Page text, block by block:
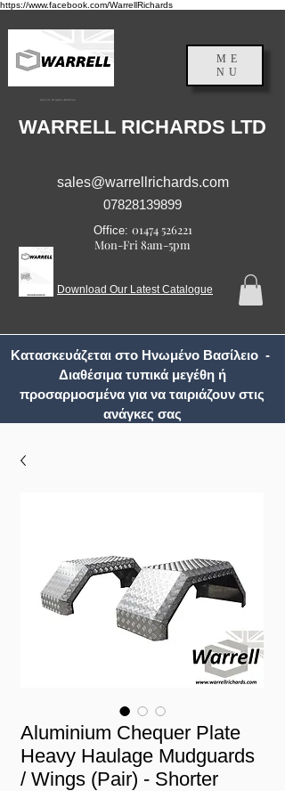
https://www.facebook.com/WarrellRichards
Αγγλία, Ηνωμένο Βασίλειο
ME
NU
WARRELL RICHARDS LTD
sales@warrellrichards.com
07828139899
Office: 01474 526221
Mon-Fri 8am-5pm
Download Our Latest Catalogue
Κατασκευάζεται στο Ηνωμένο Βασίλειο -
Διαθέσιμα τυπικά μεγέθη ή
προσαρμοσμένα για να ταιριάζουν στις
ανάγκες σας
Aluminium Chequer Plate
Heavy Haulage Mudguards
/ Wings (Pair) - Shorter